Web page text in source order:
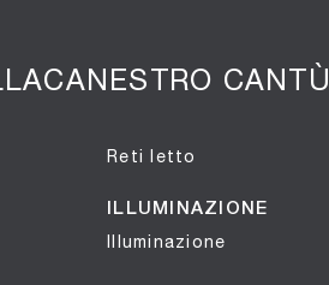
CANTÙ
Reti letto
ILLUMINAZIONE
Illuminazione